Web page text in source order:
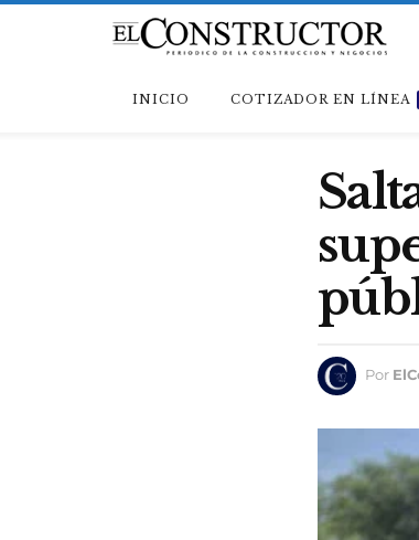
INICIO COTIZADOR EN LÍNEA
Por